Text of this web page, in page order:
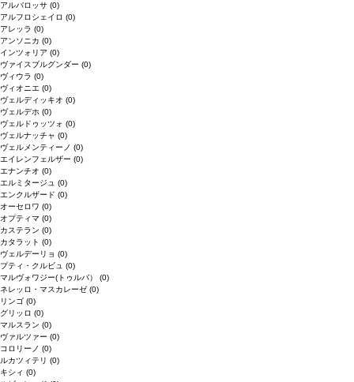
アルバロッサ (0)
アルフロシェイロ (0)
アレッラ (0)
アンソニカ (0)
インツォリア (0)
ヴァイスブルグンダー (0)
ヴィウラ (0)
ヴィオニエ (0)
ヴェルディッキオ (0)
ヴェルデホ (0)
ヴェルドゥッツォ (0)
ヴェルナッチャ (0)
ヴェルメンティーノ (0)
エイレンフェルザー (0)
エナンチオ (0)
エルミタージュ (0)
エンクルザード (0)
オーセロワ (0)
オプティマ (0)
カステラン (0)
カタラット (0)
ヴェルデーリョ (0)
プティ・クルビュ (0)
マルヴォワジー(トゥルバ） (0)
ネレッロ・マスカレーゼ (0)
リンゴ (0)
グリッロ (0)
マルスラン (0)
ヴァルツァー (0)
コロリーノ (0)
ルカツィテリ (0)
キシィ (0)